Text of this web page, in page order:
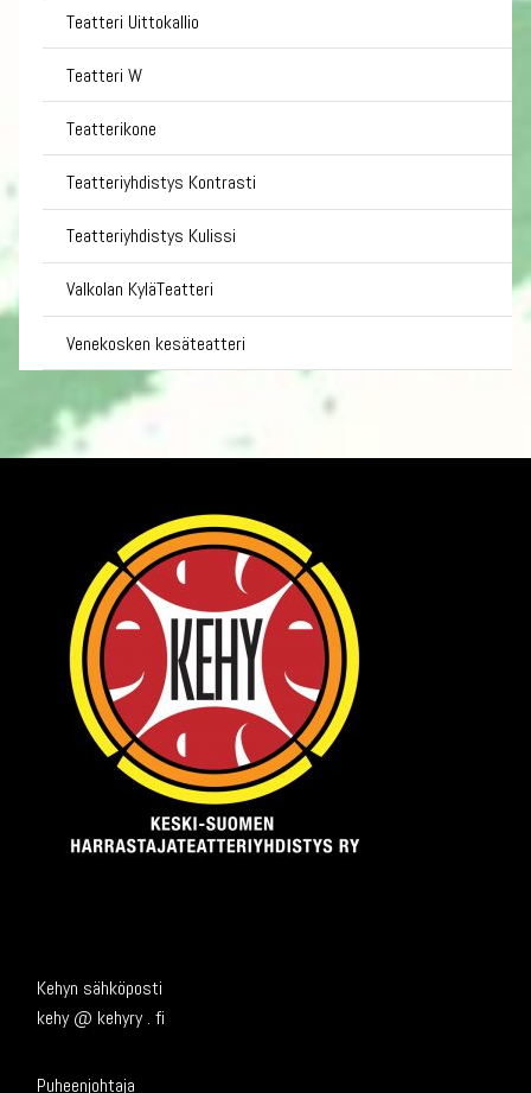
Teatteri Uittokallio
Teatteri W
Teatterikone
Teatteriyhdistys Kontrasti
Teatteriyhdistys Kulissi
Valkolan KyläTeatteri
Venekosken kesäteatteri
Kehyn sähköposti
kehy @ kehyry . fi
Puheenjohtaja